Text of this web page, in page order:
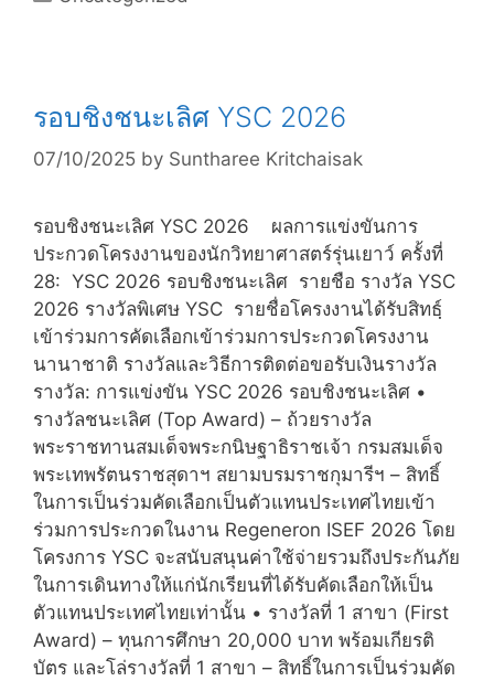
รอบชิงชนะเลิศ YSC 2026
07/10/2025 by Suntharee Kritchaisak
รอบชิงชนะเลิศ YSC 2026 ผลการแข่งขันการ
ประกวดโครงงานของนักวิทยาศาสตร์รุ่นเยาว์ ครั้งที่
28: YSC 2026 รอบชิงชนะเลิศ รายชือ รางวัล YSC
2026 รางวัลพิเศษ YSC รายชื่อโครงงานได้รับสิทธฺ์
เข้าร่วมการคัดเลือกเข้าร่วมการประกวดโครงงาน
นานาชาติ รางวัลและวิธีการติดต่อขอรับเงินรางวัล
รางวัล: การแข่งขัน YSC 2026 รอบชิงชนะเลิศ •
รางวัลชนะเลิศ (Top Award) – ถ้วยรางวัล
พระราชทานสมเด็จพระกนิษฐาธิราชเจ้า กรมสมเด็จ
พระเทพรัตนราชสุดาฯ สยามบรมราชกุมารีฯ – สิทธิ์
ในการเป็นร่วมคัดเลือกเป็นตัวแทนประเทศไทยเข้า
ร่วมการประกวดในงาน Regeneron ISEF 2026 โดย
โครงการ YSC จะสนับสนุนค่าใช้จ่ายรวมถึงประกันภัย
ในการเดินทางให้แก่นักเรียนที่ได้รับคัดเลือกให้เป็น
ตัวแทนประเทศไทยเท่านั้น • รางวัลที่ 1 สาขา (First
Award) – ทุนการศึกษา 20,000 บาท พร้อมเกียรติ
บัตร และโล่รางวัลที่ 1 สาขา – สิทธิ์ในการเป็นร่วมคัด